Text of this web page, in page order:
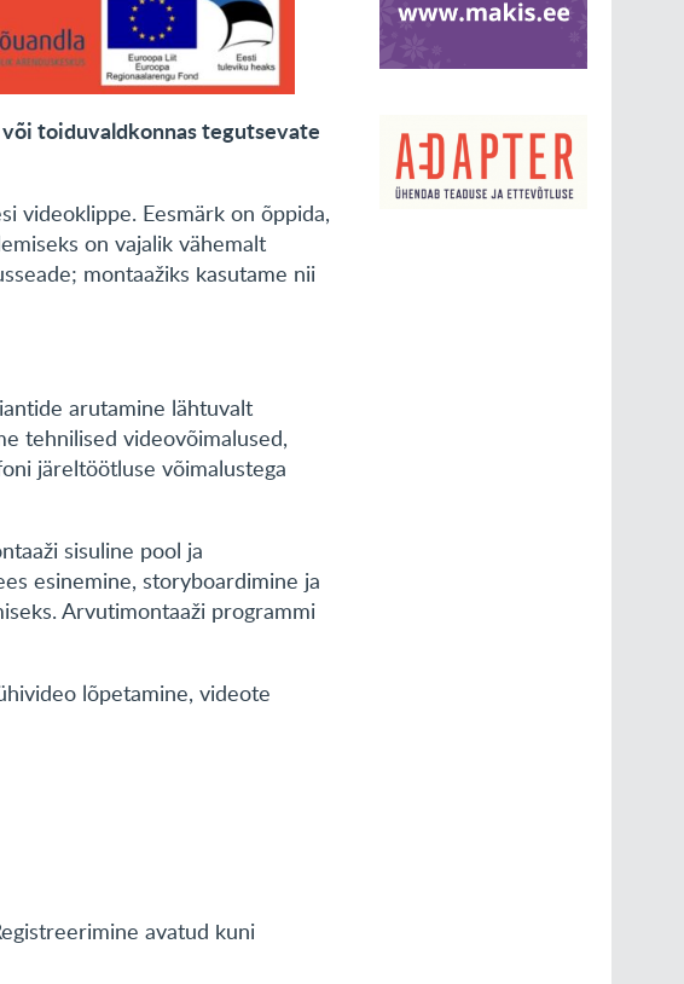
toiduvaldkonnas tegutsevate
videoklippe. Eesmärk on õppida,
on vajalik vähemalt
montaažiks kasutame nii
arutamine lähtuvalt
tehnilised videovõimalused,
järeltöötluse võimalustega
sisuline pool ja
esinemine, storyboardimine ja
Arvutimontaaži programmi
lõpetamine, videote
avatud kuni